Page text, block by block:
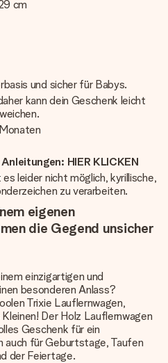
cm
und sicher für Babys.
kann dein Geschenk leicht
HIER KLICKEN
leider nicht möglich, kyrillische,
zu verarbeiten.
eigenen
die Gegend unsicher
einzigartigen und
besonderen Anlass?
Trixie Lauflernwagen,
Der Holz Lauflernwagen
Geschenk für ein
auch für Geburtstage, Taufen
der Feiertage.